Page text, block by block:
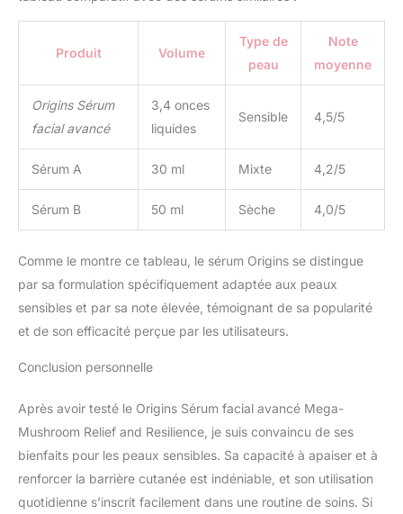
Produit Volume
Type de
peau
Note
moyenne
Origins Sérum
facial avancé
3,4 onces
liquides
Sensible 4,5/5
Sérum A 30 ml Mixte 4,2/5
Sérum B 50 ml Sèche 4,0/5
Comme le montre ce tableau, le sérum Origins se distingue
par sa formulation spécifiquement adaptée aux peaux
sensibles et par sa note élevée, témoignant de sa popularité
et de son efficacité perçue par les utilisateurs.
Conclusion personnelle
Après avoir testé le Origins Sérum facial avancé Mega-
Mushroom Relief and Resilience, je suis convaincu de ses
bienfaits pour les peaux sensibles. Sa capacité à apaiser et à
renforcer la barrière cutanée est indéniable, et son utilisation
quotidienne s’inscrit facilement dans une routine de soins. Si